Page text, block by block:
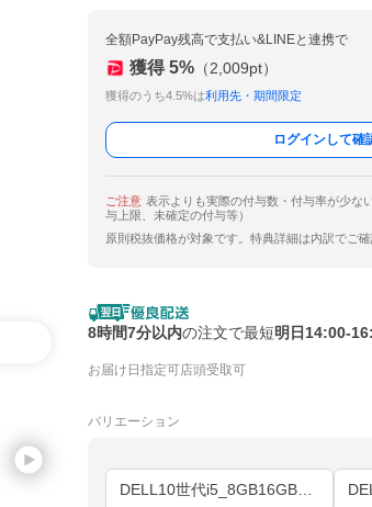
全額PayPay残高で支払い&LINEと連携で
獲得 5% （2,009pt）
獲得のうち4.5%は利用先・期間限定
ログインして確
ご注意 表示よりも実際の付与数・付与率が少な
与上限、未確定の付与等）
原則税抜価格が対象です。特典詳細は内訳でご確
8時間7分以内の注文で最短明日14:00-
お届け日指定可店頭受取可
バリエーション